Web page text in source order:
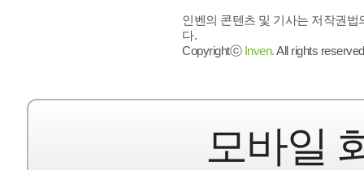
인벤의 콘텐츠 및 기사는 저작권
다.
Copyrightⓒ Inven.All rights
모바일